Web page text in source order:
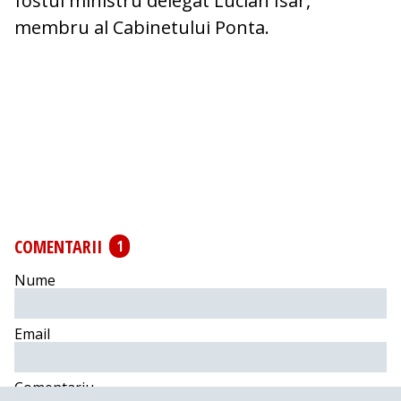
membru al Cabinetului Ponta.
COMENTARII
1
Nume
Email
Comentariu